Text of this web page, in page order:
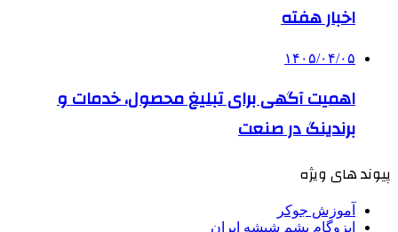
اخبار هفته
۱۴۰۵/۰۴/۰۵
اهمیت آگهی برای تبلیغ محصول، خدمات و
برندینگ در صنعت
پیوند های ویژه
آموزش جوکر
ایزوگام پشم شیشه ایران